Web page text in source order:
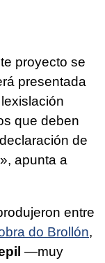
proyecto se
presentada
que deben
de
, apunta a
entre
do Brollón,
—muy